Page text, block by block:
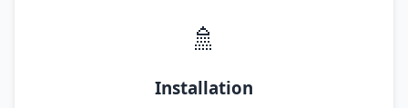
🚿
Installation